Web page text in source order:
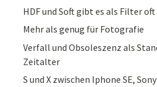
HDF und Soft gibt es als Filter oft
Mehr als genug für Fotografie
Verfall und Obsoleszenz als
Zeitalter
S und X zwischen Iphone SE,